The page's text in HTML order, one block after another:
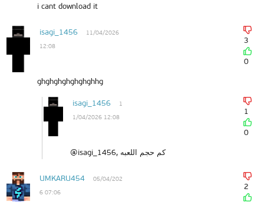
i cant download it
isagi_1456
11/04/2026
12:08
3
0
ghghghghghghghhg
isagi_1456
1
1/04/2026 12:08
1
0
@isagi_1456, كم حجم اللعبه
UMKARU454
05/04/202
6 07:06
2